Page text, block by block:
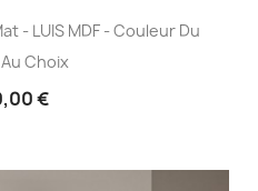
- LUIS MDF - Couleur Du
Choix
€